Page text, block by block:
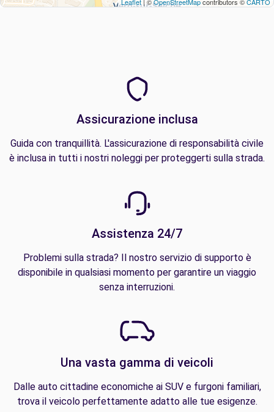
Assicurazione inclusa
Guida con tranquillità. L'assicurazione di responsabilità civile
è inclusa in tutti i nostri noleggi per proteggerti sulla strada.
Assistenza 24/7
Problemi sulla strada? Il nostro servizio di supporto è
disponibile in qualsiasi momento per garantire un viaggio
senza interruzioni.
Una vasta gamma di veicoli
Dalle auto cittadine economiche ai SUV e furgoni familiari,
trova il veicolo perfettamente adatto alle tue esigenze.